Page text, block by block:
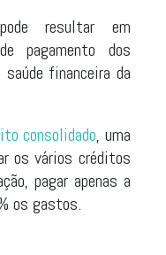
resultar em
pagamento dos
financeira da
consolidado, uma
os vários créditos
pagar apenas a
os gastos.